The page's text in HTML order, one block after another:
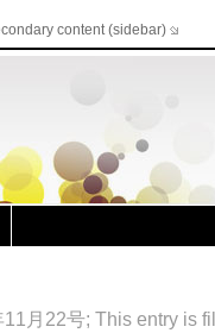
content (sidebar)
月22号; This entry is